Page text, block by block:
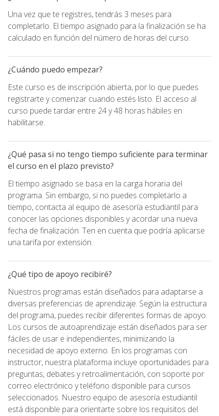
Una vez que te registres, tendrás 3 meses para
completarlo. El tiempo asignado para la finalización se ha
calculado en función del número de horas del curso.
¿Cuándo puedo empezar?
Este curso es de inscripción abierta, por lo que puedes
registrarte y comenzar cuando estés listo. El acceso al
curso puede tardar entre 24 y 48 horas hábiles en
habilitarse.
¿Qué pasa si no tengo tiempo suficiente para terminar
el curso en el plazo previsto?
El tiempo asignado se basa en la carga horaria del
programa. Sin embargo, si no puedes completarlo a
tiempo, contacta al equipo de asesoría estudiantil para
conocer las opciones disponibles y acordar una nueva
fecha de finalización. Ten en cuenta que podría aplicarse
una tarifa por extensión.
¿Qué tipo de apoyo recibiré?
Nuestros programas están diseñados para adaptarse a
diversas preferencias de aprendizaje. Según la estructura
del programa, puedes recibir diferentes formas de apoyo.
Los cursos de autoaprendizaje están diseñados para ser
fáciles de usar e independientes, minimizando la
necesidad de apoyo externo. En los programas con
instructor, nuestra plataforma incluye oportunidades para
preguntas, debates y retroalimentación, con soporte por
correo electrónico y teléfono disponible para cursos
seleccionados. Nuestro equipo de asesoría estudiantil
está disponible para orientarte sobre los requisitos del